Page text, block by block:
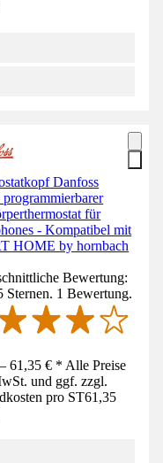
Danfoss
für
- Kompatibel mit
HOME by hornbach
Bewertung:
Sternen. 1 Bewertung.
61,35 € * Alle Preise
und ggf. zzgl.
pro ST61,35